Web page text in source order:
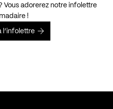
Vous adorerez notre infolettre
!
l’infolettre